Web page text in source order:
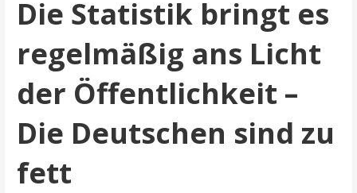
Die Statistik bringt es
regelmäßig ans Licht
der Öffentlichkeit –
Die Deutschen sind zu
fett